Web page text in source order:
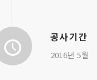
공사기간
2016년 5월